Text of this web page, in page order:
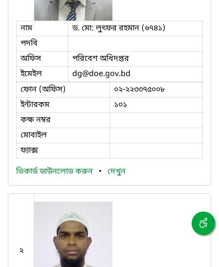
নাম
ড. মো: লুৎফর রহমান (৬৭৪১)
পদবি
অফিস
পরিবেশ অধিদপ্তর
ইমেইল
dg@doe.gov.bd
ফোন (অফিস)
০২-২২৩৩৭৫০০৮
ইন্টারকম
১০১
কক্ষ নম্বর
মোবাইল
ফ্যাক্স
ভিকার্ড ডাউনলোড করুন • দেখুন
২